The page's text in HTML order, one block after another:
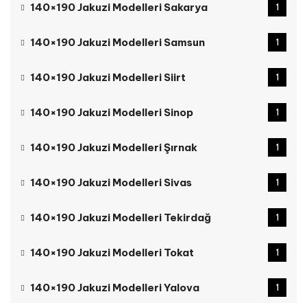
140×190 Jakuzi Modelleri Sakarya 1
140×190 Jakuzi Modelleri Samsun 1
140×190 Jakuzi Modelleri Siirt 1
140×190 Jakuzi Modelleri Sinop 1
140×190 Jakuzi Modelleri Şırnak 1
140×190 Jakuzi Modelleri Sivas 1
140×190 Jakuzi Modelleri Tekirdağ 1
140×190 Jakuzi Modelleri Tokat 1
140×190 Jakuzi Modelleri Yalova 1